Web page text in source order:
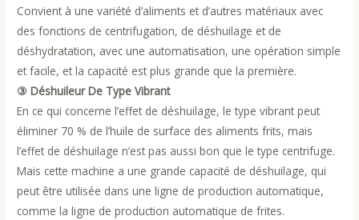
Convient à une variété d’aliments et d’autres matériaux avec
des fonctions de centrifugation, de déshuilage et de
déshydratation, avec une automatisation, une opération simple
et facile, et la capacité est plus grande que la première.
③ Déshuileur De Type Vibrant
En ce qui concerne l’effet de déshuilage, le type vibrant peut
éliminer 70 % de l’huile de surface des aliments frits, mais
l’effet de déshuilage n’est pas aussi bon que le type centrifuge.
Mais cette machine a une grande capacité de déshuilage, qui
peut être utilisée dans une ligne de production automatique,
comme la ligne de production automatique de frites.